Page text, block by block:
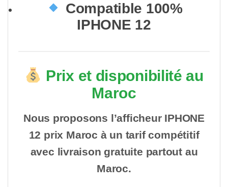
Compatible 100%
IPHONE 12
Prix et disponibilité au
Maroc
Nous proposons l’afficheur IPHONE
12 prix Maroc à un tarif compétitif
avec livraison gratuite partout au
Maroc.